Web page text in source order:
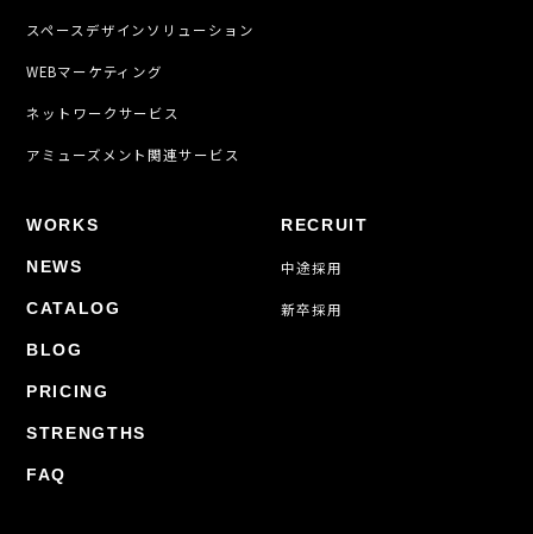
スペースデザインソリューション
WEBマーケティング
ネットワークサービス
アミューズメント関連サービス
WORKS
NEWS
CATALOG
BLOG
PRICING
STRENGTHS
FAQ
RECRUIT
中途採用
新卒採用